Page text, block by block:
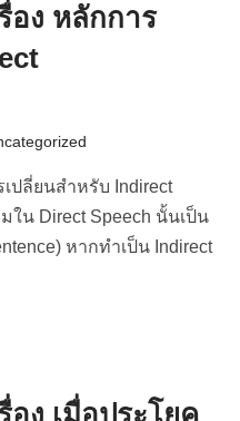
อง หลักการ
ปลี่ยนสำหรับ Indirect
ใน Direct Speech นั้นเป็น
หากทำเป็น Indirect
อง เมื่อประโยค